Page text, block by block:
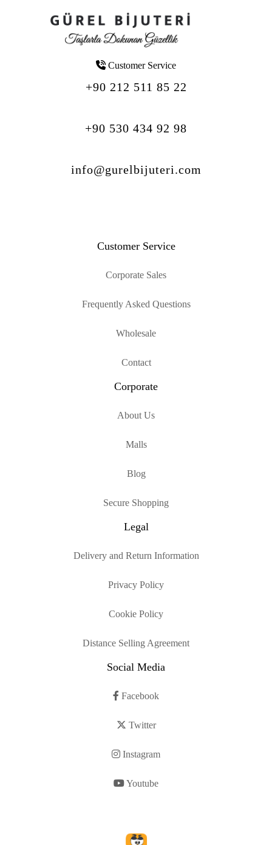
Customer Service
+90 212 511 85 22
+90 530 434 92 98
info@gurelbijuteri.com
Customer Service
Corporate Sales
Frequently Asked Questions
Wholesale
Contact
Corporate
About Us
Malls
Blog
Secure Shopping
Legal
Delivery and Return Information
Privacy Policy
Cookie Policy
Distance Selling Agreement
Social Media
Facebook
Twitter
Instagram
Youtube